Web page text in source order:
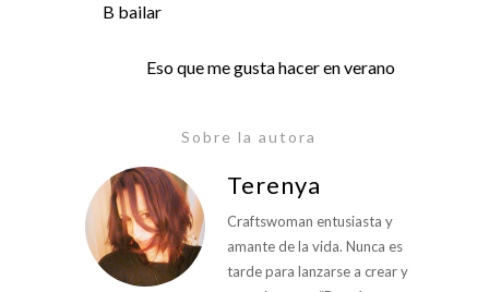
B bailar
Eso que me gusta hacer en verano
Sobre la autora
Terenya
Craftswoman entusiasta y
amante de la vida. Nunca es
tarde para lanzarse a crear y